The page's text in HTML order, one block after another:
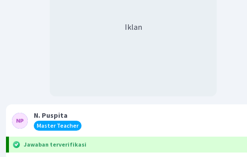
Iklan
N. Puspita
Master Teacher
Jawaban terverifikasi